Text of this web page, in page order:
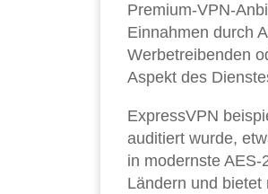
Premium-VPN-
Einnahmen durch
Werbetreibenden
Aspekt des
ExpressVPN
auditiert wurde,
in modernste
Ländern und